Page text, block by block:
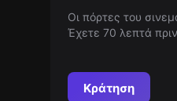
Οι πόρτες του
Έχετε 70 λεπτά
Αντέχετε;
Κράτηση